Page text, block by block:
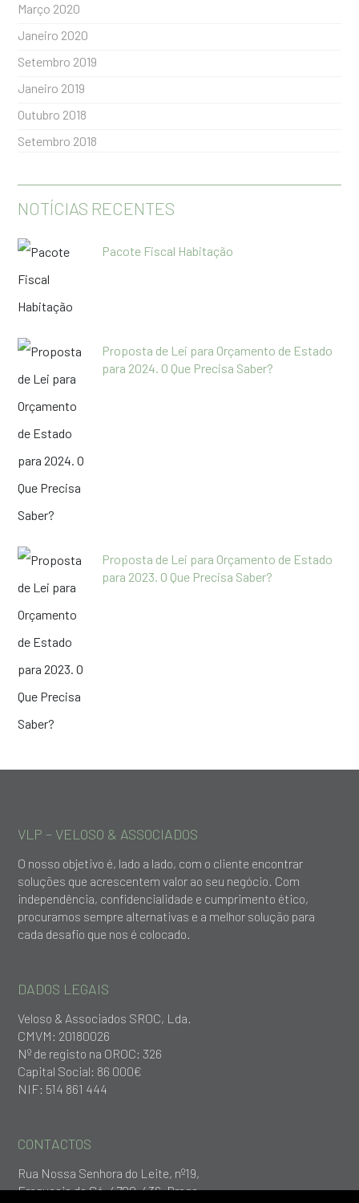
Março 2020
Janeiro 2020
Setembro 2019
Janeiro 2019
Outubro 2018
Setembro 2018
NOTÍCIAS RECENTES
Pacote Fiscal Habitação
Proposta de Lei para Orçamento de Estado
para 2024. O Que Precisa Saber?
Proposta de Lei para Orçamento de Estado
para 2023. O Que Precisa Saber?
VLP – VELOSO & ASSOCIADOS
O nosso objetivo é, lado a lado, com o cliente encontrar
soluções que acrescentem valor ao seu negócio. Com
independência, confidencialidade e cumprimento ético,
procuramos sempre alternativas e a melhor solução para
cada desafio que nos é colocado.
DADOS LEGAIS
Veloso & Associados SROC, Lda.
CMVM: 20180026
Nº de registo na OROC: 326
Capital Social: 86 000€
NIF: 514 861 444
CONTACTOS
Rua Nossa Senhora do Leite, nº19,
Freguesia da Sé, 4700-436, Braga